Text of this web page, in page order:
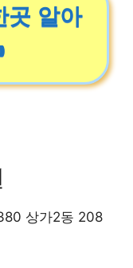
곳 알아
상가2동 208